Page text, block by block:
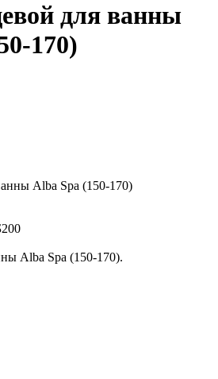
для ванны
170)
Alba Spa (150-170).